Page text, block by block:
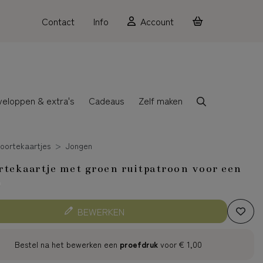
Contact Info Account
& extra's Cadeaus Zelf maken
Jongen
met groen ruitpatroon voor een
BEWERKEN
Bestel na het bewerken een proefdrukvoor € 1,00